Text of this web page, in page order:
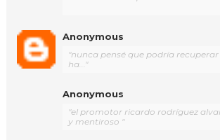
Anonymous
"nunca pensé que podría
ha..."
Anonymous
"el promotor ricardo rodríguez
y mentiroso "